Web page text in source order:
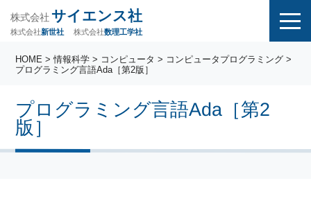
株式会社 サイエンス社
株式会社新世社 株式会社数理工学社
プログラミング言語Ada［第2
版］
HOME >情報科学 > コンピュータ > コンピュータプログラミング >
プログラミング言語Ada［第2版］